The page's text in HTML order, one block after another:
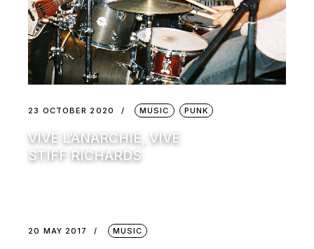
23 OCTOBER 2020 MUSIC PUNK
VIVE L’ANARCHIE, VIVE
STIFF RICHARDS
20 MAY 2017 MUSIC